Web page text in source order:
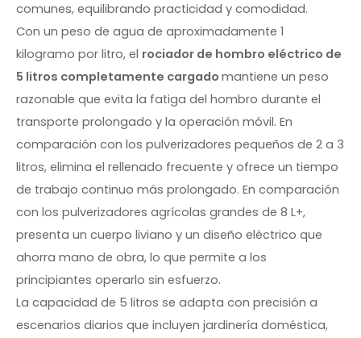
comunes, equilibrando practicidad y comodidad.
Con un peso de agua de aproximadamente 1
kilogramo por litro, el rociador de hombro eléctrico de
5 litros completamente cargado mantiene un peso
razonable que evita la fatiga del hombro durante el
transporte prolongado y la operación móvil. En
comparación con los pulverizadores pequeños de 2 a 3
litros, elimina el rellenado frecuente y ofrece un tiempo
de trabajo continuo más prolongado. En comparación
con los pulverizadores agrícolas grandes de 8 L+,
presenta un cuerpo liviano y un diseño eléctrico que
ahorra mano de obra, lo que permite a los
principiantes operarlo sin esfuerzo.
La capacidad de 5 litros se adapta con precisión a
escenarios diarios que incluyen jardinería doméstica,